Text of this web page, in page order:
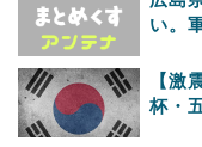
い。
【激
杯・